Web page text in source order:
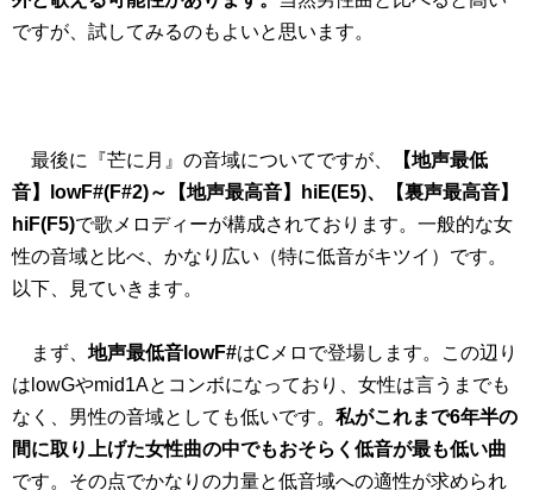
ですが、試してみるのもよいと思います。
最後に『芒に月』の音域についてですが、
【地声最低
音】lowF#(F#2)～【地声最高音】hiE(E5)、【裏声最高音】
hiF(F5)で歌メロディーが構成されております。一般的な女
性の音域と比べ、かなり広い（特に低音がキツイ）です。
以下、見ていきます。
まず、 地声最低音lowF#はCメロで登場します。この辺り
はlowGやmid1Aとコンボになっており、女性は言うまでも
なく、男性の音域としても低いです。 私がこれまで6年半の
間に取り上げた女性曲の中でもおそらく低音が最も低い曲
です。その点でかなりの力量と低音域への適性が求められ